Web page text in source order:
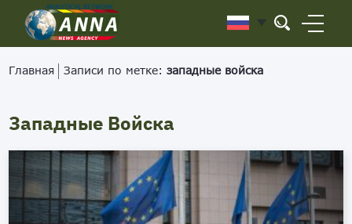
Главная Записи по метке:западные войска
Западные Войска